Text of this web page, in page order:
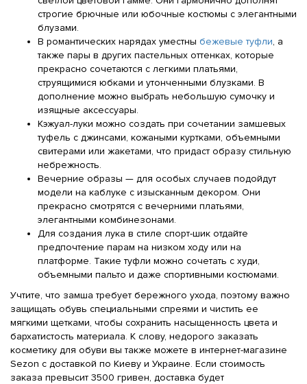
строгие брючные или юбочные костюмы с элегантными
блузами.
В романтических нарядах уместны бежевые туфли, а
также пары в других пастельных оттенках, которые
прекрасно сочетаются с легкими платьями,
струящимися юбками и утонченными блузками. В
дополнение можно выбрать небольшую сумочку и
изящные аксессуары.
Кэжуал-луки можно создать при сочетании замшевых
туфель с джинсами, кожаными куртками, объемными
свитерами или жакетами, что придаст образу стильную
небрежность.
Вечерние образы — для особых случаев подойдут
модели на каблуке с изысканным декором. Они
прекрасно смотрятся с вечерними платьями,
элегантными комбинезонами.
Для создания лука в стиле спорт-шик отдайте
предпочтение парам на низком ходу или на
платформе. Такие туфли можно сочетать с худи,
объемными пальто и даже спортивными костюмами.
Учтите, что замша требует бережного ухода, поэтому важно
защищать обувь специальными спреями и чистить ее
мягкими щетками, чтобы сохранить насыщенность цвета и
бархатистость материала. К слову, недорого заказать
косметику для обуви вы также можете в интернет-магазине
Sezon с доставкой по Киеву и Украине. Если стоимость
заказа превысит 3500 гривен, доставка будет